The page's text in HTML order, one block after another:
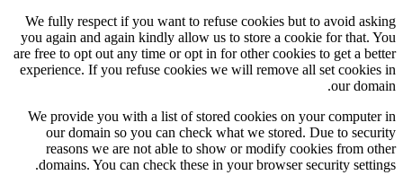
We fully respect if you want to refuse cookies but to avoid asking
you again and again kindly allow us to store a cookie for that. You
are free to opt out any time or opt in for other cookies to get a better
experience. If you refuse cookies we will remove all set cookies in
our domain.
We provide you with a list of stored cookies on your computer in
our domain so you can check what we stored. Due to security
reasons we are not able to show or modify cookies from other
domains. You can check these in your browser security settings.